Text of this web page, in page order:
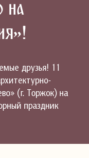
на
друзья! 11
(г. Торжок) на
праздник